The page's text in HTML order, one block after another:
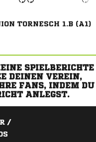
TORNESCH 1.B (A1)
SPIELBERICHTE
DEINEN VEREIN,
FANS, INDEM DU
ANLEGST.
/